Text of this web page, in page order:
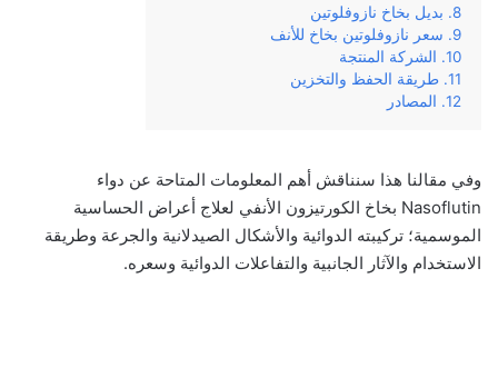
بديل بخاخ نازوفلوتين
سعر نازوفلوتين بخاخ للأنف
الشركة المنتجة
طريقة الحفظ والتخزين
المصادر
وفي‌ ‌مقالنا‌ ‌هذا‌ ‌سنناقش‌ ‌أهم‌ ‌المعلومات‌ ‌المتاحة‌ ‌عن‌ دواء
‌Nasoflutin بخاخ الكورتيزون الأنفي لعلاج أعراض الحساسية
الموسمية؛ تركيبته‌ ‌الدوائية‌ والأشكال الصيدلانية ‌والجرعة‌ ‌وطريقة‌
‌الاستخدام‌ ‌والآثار‌ ‌الجانبية‌ ‌والتفاعلات الدوائية وسعره‌.